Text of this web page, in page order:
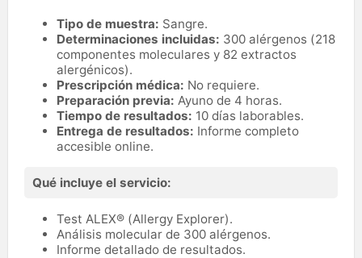
Tipo de muestra: Sangre.
Determinaciones incluidas: 300 alérgenos (218
componentes moleculares y 82 extractos
alergénicos).
Prescripción médica: No requiere.
Preparación previa: Ayuno de 4 horas.
Tiempo de resultados: 10 días laborables.
Entrega de resultados: Informe completo
accesible online.
Qué incluye el servicio:
Test ALEX® (Allergy Explorer).
Análisis molecular de 300 alérgenos.
Informe detallado de resultados.